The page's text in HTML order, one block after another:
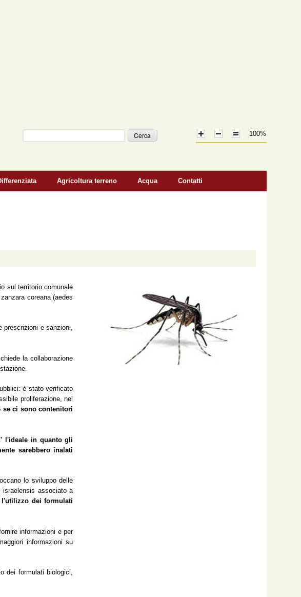
100%
Agricoltura terreno Acqua Contatti
sul territorio comunale
coreana (aedes
prescrizioni e sanzioni,
la collaborazione
è stato verificato
proliferazione, nel
se ci sono contenitori
l'ideale in quanto gli
sarebbero inalati
lo sviluppo delle
israelensis associato a
dei formulati
informazioni e per
informazioni su
dei formulati biologici,